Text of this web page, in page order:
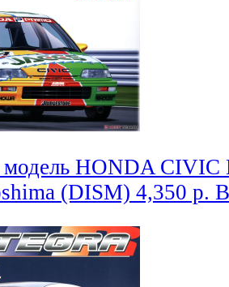
модель HONDA CIVIC
(DISM) 4,350 р.